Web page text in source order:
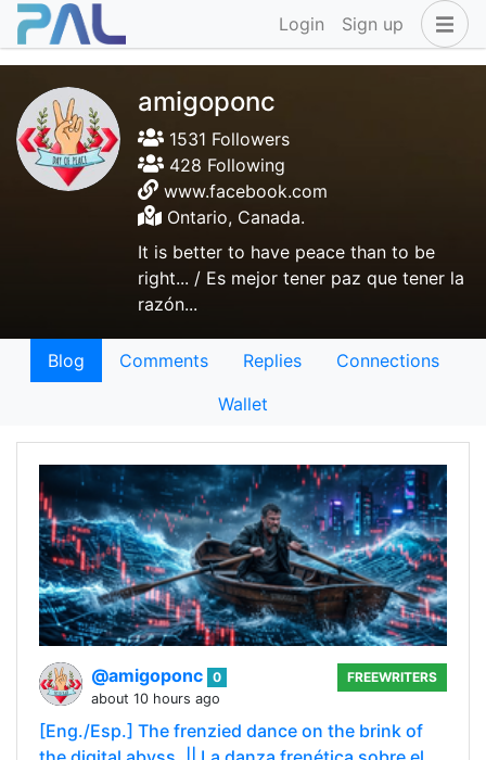
Login Sign up
amigoponc
1531 Followers
428 Following
www.facebook.com
Ontario, Canada.
It is better to have peace than to be
right... / Es mejor tener paz que tener la
razón...
Blog Comments Replies
Connections
Wallet
@amigoponc 0
about 10 hours ago
FREEWRITERS
[Eng./Esp.] The frenzied dance on the brink of